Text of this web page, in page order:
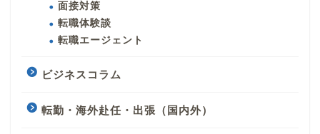
面接対策
転職体験談
転職エージェント
ビジネスコラム
転勤・海外赴任・出張（国内外）